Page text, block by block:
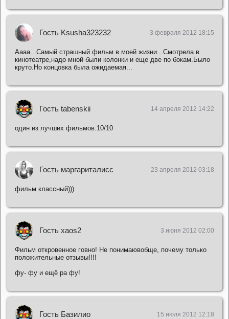
Гость Ksusha323232 3 февраля 2012 18:15
Аааа...Самый страшный фильм в моей жизни...Смотрела в
кинотеатре,надо мной были колонки и еще две по бокам.Было
круто.Но концовка была ожидаемая...
Гость tabenskii 14 апреля 2012 14:22
один из лучших фильмов.10/10
Гость маргариталисс 23 апреля 2012 03:18
фильм классный)))
Гость xaos2 3 июня 2012 02:00
Фильм откровенное говно! Не понимаювобще, почему только
положительные отзывы!!!!
фу- фу и ещё ра фу!
Гость Базилио 15 июля 2012 12:18